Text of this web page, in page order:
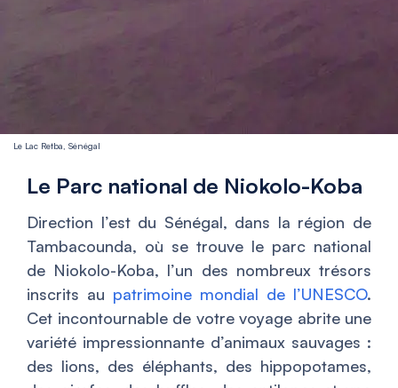
Le Lac Retba, Sénégal
Le Parc national de Niokolo-Koba
Direction l’est du Sénégal, dans la région de
Tambacounda, où se trouve le parc national
de Niokolo-Koba, l’un des nombreux trésors
inscrits au patrimoine mondial de l’UNESCO.
Cet incontournable de votre voyage abrite une
variété impressionnante d’animaux sauvages :
des lions, des éléphants, des hippopotames,